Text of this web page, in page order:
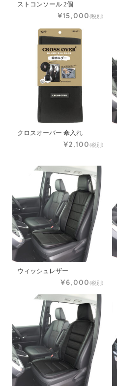
ストコンソール 2個
¥15,000(税別)
クロスオーバー 傘入れ
¥2,100(税別)
ウィッシュレザー
¥6,000(税別)